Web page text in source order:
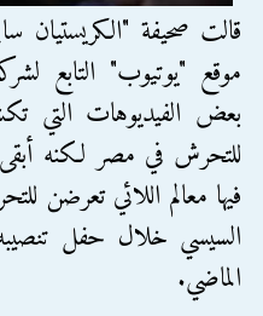
قالت صحيفة "الكريستيان
موقع "يوتيوب" التابع
بعض الفيديوهات
للتحرش في مصر لكنه
فيها معالم اللائي تعرضن
السيسي خلال حفل
الماضي.